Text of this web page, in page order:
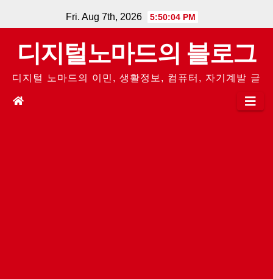
to
content
Fri. Aug 7th, 2026 5:50:05 PM
디지털노마드의 블로그
디지털 노마드의 이민, 생활정보, 컴퓨터, 자기계발 글